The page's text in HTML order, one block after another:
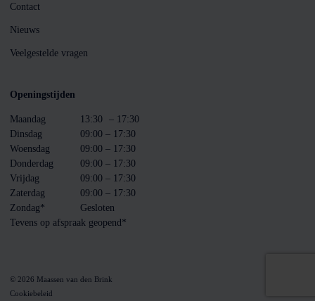
Contact
Nieuws
Veelgestelde vragen
Openingstijden
Maandag 13:30 – 17:30
Dinsdag
09:00 – 17:30
Woensdag
09:00 – 17:30
Donderdag
09:00 – 17:30
Vrijdag
09:00 – 17:30
Zaterdag
09:00 – 17:30
Zondag*
Gesloten
Tevens op afspraak geopend*
© 2026 Maassen van den Brink
Cookiebeleid